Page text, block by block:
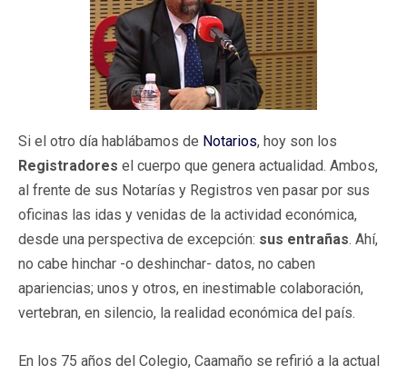
Si el otro día hablábamos de Notarios, hoy son los
Registradores el cuerpo que genera actualidad. Ambos,
al frente de sus Notarías y Registros ven pasar por sus
oficinas las idas y venidas de la actividad económica,
desde una perspectiva de excepción: sus entrañas. Ahí,
no cabe hinchar -o deshinchar- datos, no caben
apariencias; unos y otros, en inestimable colaboración,
vertebran, en silencio, la realidad económica del país.
En los 75 años del Colegio, Caamaño se refirió a la actual